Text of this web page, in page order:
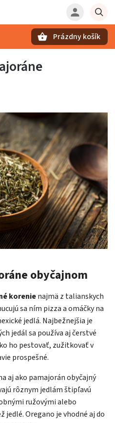
Prázdny košík
obyčajnom
korenienajmä z talianskych
sa ním pizza a omáčky na
jedlá. Najbežnejšia je
jedál sa používa aj čerstvé
ho pestovať, zužitkovať v
prospešné.
aj ako pamajorán obyčajný
rôznym jedlám štipľavú
ružovými alebo
Oregano je vhodné aj do